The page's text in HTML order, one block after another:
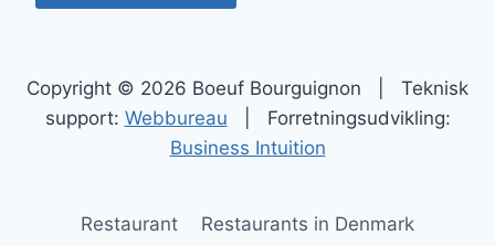
Copyright © 2026 Boeuf Bourguignon | Teknisk
support: Webbureau | Forretningsudvikling:
Business Intuition
Restaurant Restaurants in Denmark